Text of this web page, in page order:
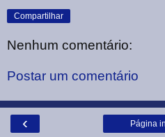
Compartilhar
Nenhum comentário:
Postar um comentário
‹ Página